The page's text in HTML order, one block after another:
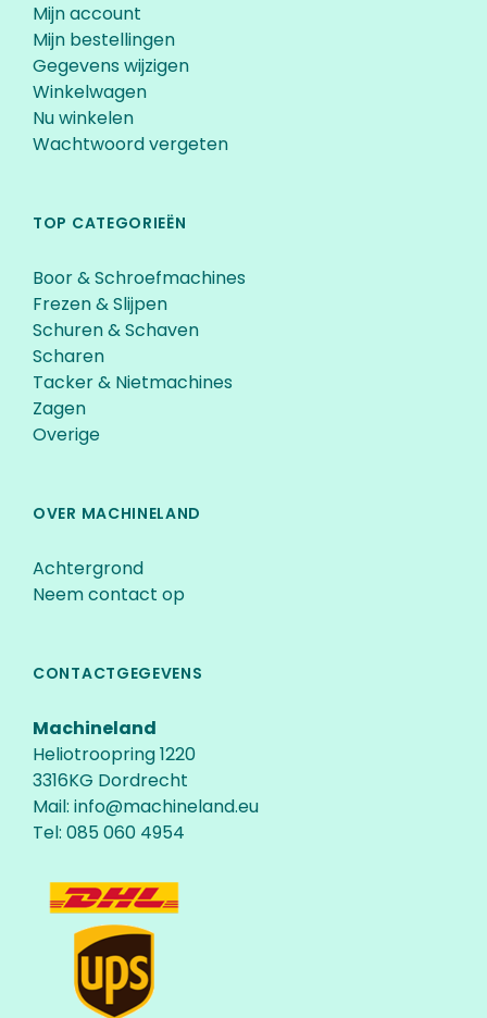
Mijn account
Mijn bestellingen
Gegevens wijzigen
Winkelwagen
Nu winkelen
Wachtwoord vergeten
TOP CATEGORIEËN
Boor & Schroefmachines
Frezen & Slijpen
Schuren & Schaven
Scharen
Tacker & Nietmachines
Zagen
Overige
OVER MACHINELAND
Achtergrond
Neem contact op
CONTACTGEGEVENS
Machineland
Heliotroopring 1220
3316KG Dordrecht
Mail: info@machineland.eu
Tel: 085 060 4954